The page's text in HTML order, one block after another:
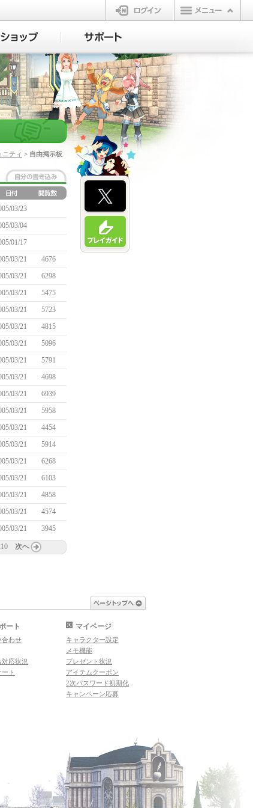
ログイン
ニティ > 自由掲示板
03/23
03/04
01/17
03/21
4676
03/21
6298
03/21
5475
03/21
5723
03/21
4815
03/21
5096
03/21
5791
03/21
4698
03/21
6939
03/21
5958
03/21
4454
03/21
5914
03/21
6268
03/21
6103
03/21
4858
03/21
4574
03/21 3945
次へ
ート
合わせ
応状況
ト
マイページ
キャラクター設定
メモ機能
プレゼント状況
アイテムクーポン
2次パスワード初期化
キャンペーン応募